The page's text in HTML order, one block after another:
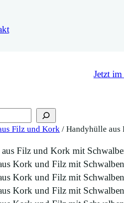
Jetzt
Filz und Kork / Handyhülle aus